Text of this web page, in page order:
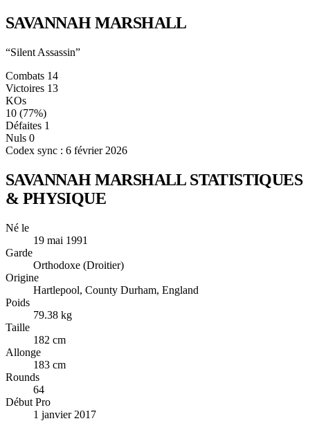
SAVANNAHMARSHALL
“Silent Assassin”
Combats 14
Victoires 13
KOs
10 (77%)
Défaites 1
Nuls 0
Codex sync : 6 février 2026
SAVANNAH MARSHALL STATISTIQUES
& PHYSIQUE
Né le
19 mai 1991
Garde
Orthodoxe (Droitier)
Origine
Hartlepool, County Durham, England
Poids
79.38 kg
Taille
182 cm
Allonge
183 cm
Rounds
64
Début Pro
1 janvier 2017